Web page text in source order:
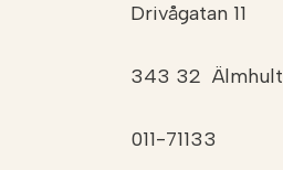
Drivågatan 11
343 32 Älmhult
011-71133